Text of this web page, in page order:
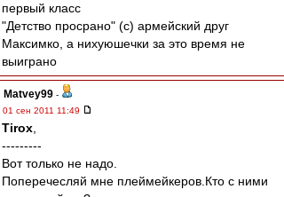
первый класс
"Детство просрано" (с) армейский друг
Максимко, а нихуюшечки за это время не
выиграно
Matvey99 -
01 сен 2011 11:49
Tirox
---------
Вот только не надо.
Поперечесляй мне плеймейкеров.Кто с ними